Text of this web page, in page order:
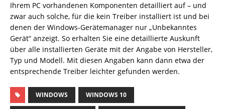
Ihrem PC vorhandenen Komponenten detailliert auf – und
zwar auch solche, für die kein Treiber installiert ist und bei
denen der Windows-Gerätemanager nur „Unbekanntes
Gerät“ anzeigt. So erhalten Sie eine detaillierte Auskunft
über alle installierten Geräte mit der Angabe von Hersteller,
Typ und Modell. Mit diesen Angaben kann dann etwa der
entsprechende Treiber leichter gefunden werden.
WINDOWS WINDOWS 10